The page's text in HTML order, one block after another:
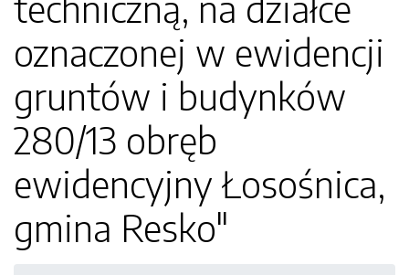
oznaczonej w ewidencji
gruntów i budynków
280/13 obręb
ewidencyjny Łosośnica,
gmina Resko"